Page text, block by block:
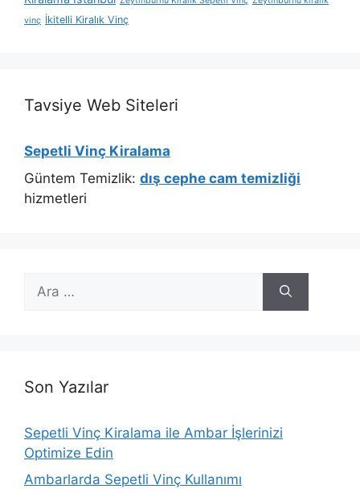
vinç İkitelli Kiralık Vinç
Tavsiye Web Siteleri
Sepetli Vinç Kiralama
Güntem Temizlik: dış cephe cam temizliği
hizmetleri
ara
Son Yazılar
Sepetli Vinç Kiralama ile Ambar İşlerinizi
Optimize Edin
Ambarlarda Sepetli Vinç Kullanımı